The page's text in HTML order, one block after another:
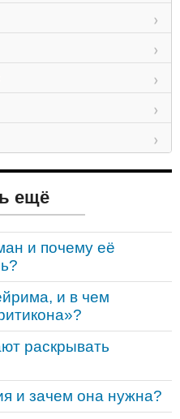
ещё
и почему её
и в чем
раскрывать
и зачем она нужна?